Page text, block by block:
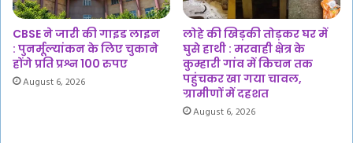
CBSE ने जारी की गाइड लाइन
: पुनर्मूल्यांकन के लिए चुकाने
होंगे प्रति प्रश्न 100 रुपए
August 6, 2026
लोहे की खिड़की तोड़कर घर में
घुसे हाथी : मरवाही क्षेत्र के
कुम्हारी गांव में किचन तक
पहुंचकर खा गया चावल,
ग्रामीणों में दहशत
August 6, 2026